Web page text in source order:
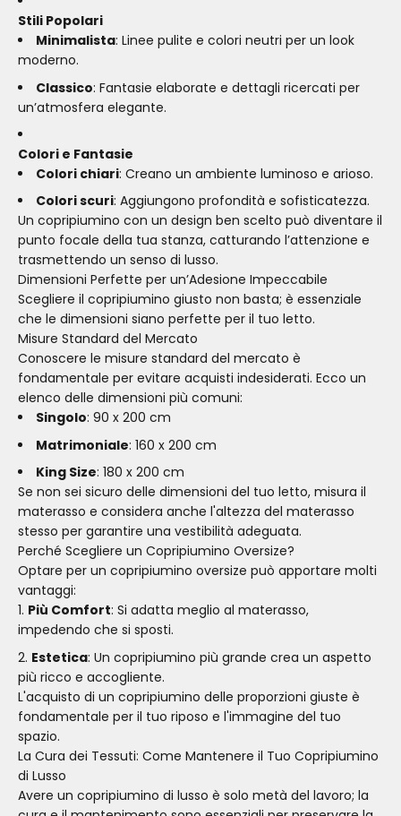
Stili Popolari
Minimalista: Linee pulite e colori neutri per un look
moderno.
Classico: Fantasie elaborate e dettagli ricercati per
un’atmosfera elegante.
Colori e Fantasie
Colori chiari: Creano un ambiente luminoso e arioso.
Colori scuri: Aggiungono profondità e sofisticatezza.
Un copripiumino con un design ben scelto può diventare il
punto focale della tua stanza, catturando l’attenzione e
trasmettendo un senso di lusso.
Dimensioni Perfette per un’Adesione Impeccabile
Scegliere il copripiumino giusto non basta; è essenziale
che le dimensioni siano perfette per il tuo letto.
Misure Standard del Mercato
Conoscere le misure standard del mercato è
fondamentale per evitare acquisti indesiderati. Ecco un
elenco delle dimensioni più comuni:
Singolo: 90 x 200 cm
Matrimoniale: 160 x 200 cm
King Size: 180 x 200 cm
Se non sei sicuro delle dimensioni del tuo letto, misura il
materasso e considera anche l'altezza del materasso
stesso per garantire una vestibilità adeguata.
Perché Scegliere un Copripiumino Oversize?
Optare per un copripiumino oversize può apportare molti
vantaggi:
Più Comfort: Si adatta meglio al materasso,
impedendo che si sposti.
Estetica: Un copripiumino più grande crea un aspetto
più ricco e accogliente.
L'acquisto di un copripiumino delle proporzioni giuste è
fondamentale per il tuo riposo e l'immagine del tuo
spazio.
La Cura dei Tessuti: Come Mantenere il Tuo Copripiumino
di Lusso
Avere un copripiumino di lusso è solo metà del lavoro; la